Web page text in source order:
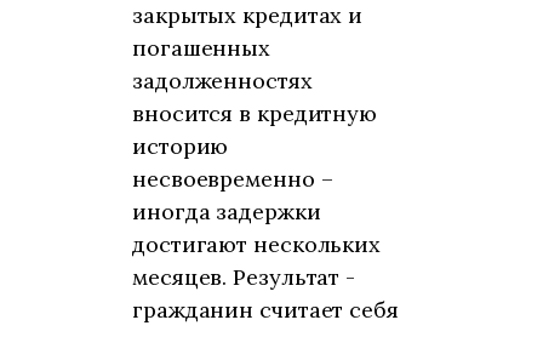
закрытых кредитах и
погашенных
задолженностях
вносится в кредитную
историю
несвоевременно –
иногда задержки
достигают нескольких
месяцев. Результат -
гражданин считает себя